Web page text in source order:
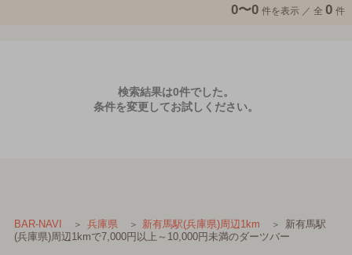
0〜0 件を表示 ／ 全 0 件
検索結果は0件でした。
条件を変更してお試しください。
BAR-NAVI 兵庫県 新有馬駅(兵庫県)周辺1km
新有馬駅
(兵庫県)周辺1kmで7,000円以上～10,000円未満のダーツバー